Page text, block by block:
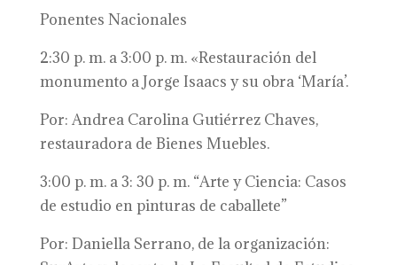
Ponentes Nacionales
2:30 p. m. a 3:00 p. m. «Restauración del
monumento a Jorge Isaacs y su obra ‘María’.
Por: Andrea Carolina Gutiérrez Chaves,
restauradora de Bienes Muebles.
3:00 p. m. a 3: 30 p. m. “Arte y Ciencia: Casos
de estudio en pinturas de caballete”
Por: Daniella Serrano, de la organización: